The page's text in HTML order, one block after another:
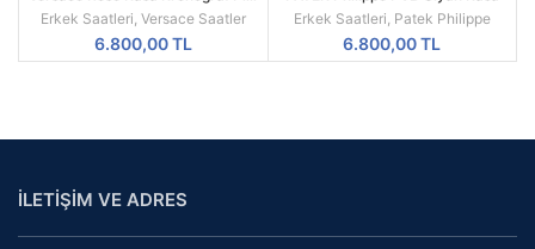
Mekanizma Replika Erkek Kol
Saati
Erkek Saatleri, Versace Saatler
6.800,00TL
Beyaz Silikon Kordon
Erkek Saatleri, Patek Philippe
6.800,00TL
İLETİŞİM VE ADRES